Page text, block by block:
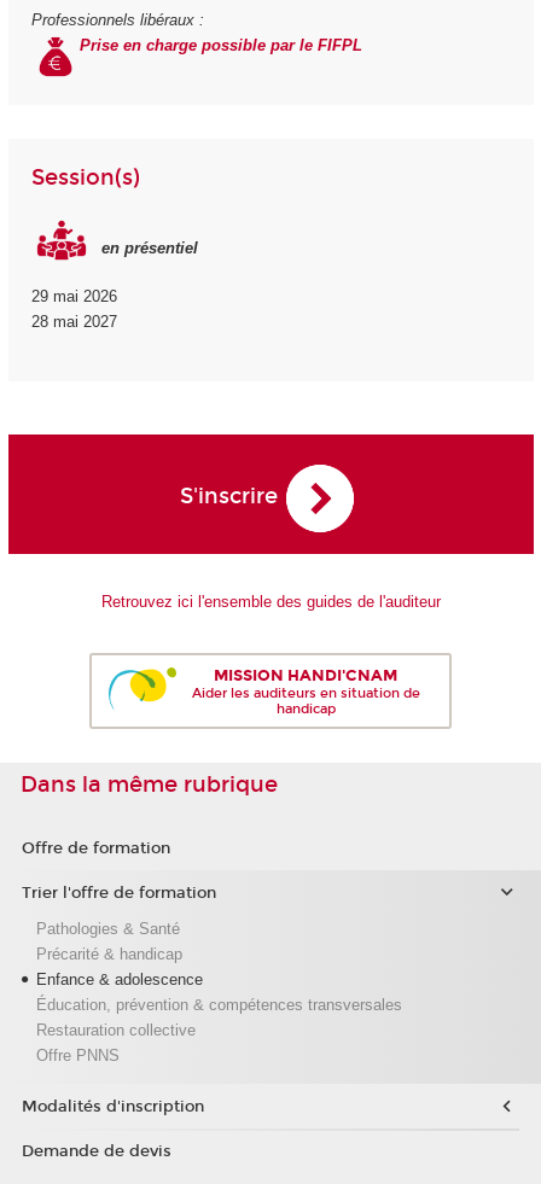
Professionnels libéraux :
Prise en charge possible par le FIFPL
Session(s)
en présentiel
29 mai 2026
28 mai 2027
S'inscrire
Retrouvez ici l'ensemble des guides de l'auditeur
MISSION HANDI'CNAM
Aider les auditeurs en situation de
handicap
Dans la même rubrique
Offre de formation
Trier l'offre de formation
Pathologies & Santé
Précarité & handicap
Enfance & adolescence
Éducation, prévention & compétences transversales
Restauration collective
Offre PNNS
Modalités d'inscription
Demande de devis